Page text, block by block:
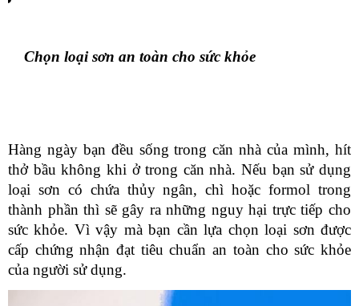
Chọn loại sơn an toàn cho sức khỏe
Hàng ngày bạn đều sống trong căn nhà của mình, hít
thở bầu không khi ở trong căn nhà. Nếu bạn sử dụng
loại sơn có chứa thủy ngân, chì hoặc formol trong
thành phần thì sẽ gây ra những nguy hại trực tiếp cho
sức khỏe. Vì vậy mà bạn cần lựa chọn loại sơn được
cấp chứng nhận đạt tiêu chuẩn an toàn cho sức khỏe
của người sử dụng.